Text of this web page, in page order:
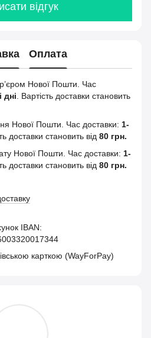
відгук
Оплата
Нової Пошти.
Час
дні . Вартість доставки становить
Нової Пошти. Час доставки: 1-
доставки становить від 80 грн.
Нової Пошти. Час доставки: 1-
доставки становить від 80 грн.
IBAN:
карткою (WayForPay)